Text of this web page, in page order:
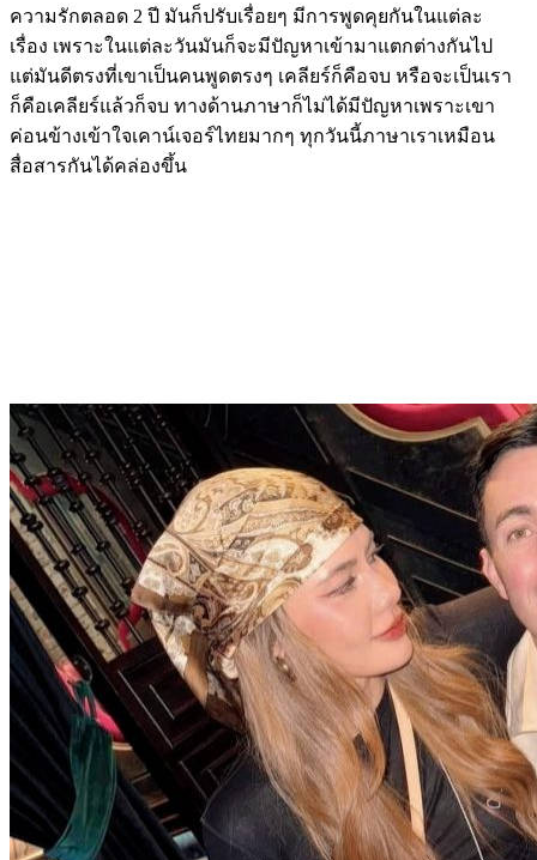
ความรักตลอด 2 ปี มันก็ปรับเรื่อยๆ มีการพูดคุยกันในแต่ละ
เรื่อง เพราะในแต่ละวันมันก็จะมีปัญหาเข้ามาแตกต่างกันไป
แต่มันดีตรงที่เขาเป็นคนพูดตรงๆ เคลียร์ก็คือจบ หรือจะเป็นเรา
ก็คือเคลียร์แล้วก็จบ ทางด้านภาษาก็ไม่ได้มีปัญหาเพราะเขา
ค่อนข้างเข้าใจเคาน์เจอร์ไทยมากๆ ทุกวันนี้ภาษาเราเหมือน
สื่อสารกันได้คล่องขึ้น